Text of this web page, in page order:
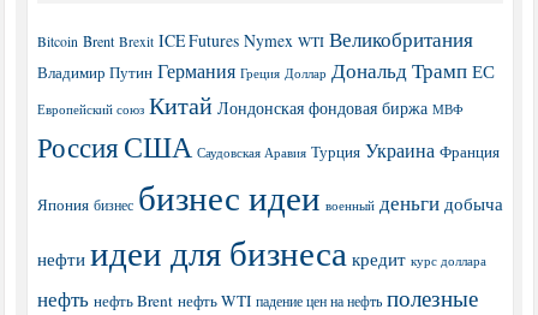
Bitcoin Brent Brexit ICE Futures Nymex WTI Великобритания
Владимир Путин Германия Греция Доллар Дональд Трамп ЕС
Европейский союз Китай Лондонская фондовая биржа МВФ
РоссияСША Саудовская Аравия Турция Украина Франция
Япония бизнес бизнес идеи военный деньги добыча
нефти идеи для бизнеса кредит курс доллара
нефть нефть Brent нефть WTI падение цен на нефть полезные